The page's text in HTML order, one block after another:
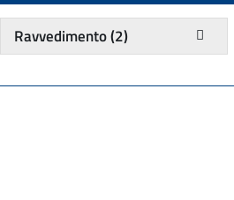
Ravvedimento(2)